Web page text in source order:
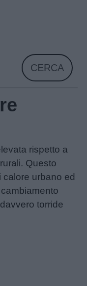
CERCA
rispetto a
Questo
calore urbano ed
torride